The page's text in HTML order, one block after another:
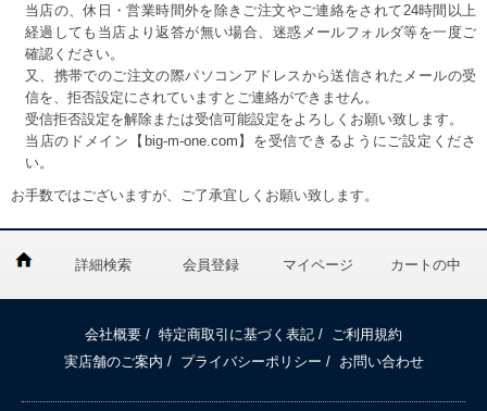
当店の、休日・営業時間外を除きご注文やご連絡をされて24時間以上
経過しても当店より返答が無い場合、迷惑メールフォルダ等を一度ご
確認ください。
又、携帯でのご注文の際パソコンアドレスから送信されたメールの受
信を、拒否設定にされていますとご連絡ができません。
受信拒否設定を解除または受信可能設定をよろしくお願い致します。
当店のドメイン【big-m-one.com】を受信できるようにご設定くださ
い。
お手数ではございますが、ご了承宜しくお願い致します。
詳細検索 会員登録 マイページ カートの中
会社概要 / 特定商取引に基づく表記 /
ご利用規約
実店舗のご案内 / プライバシーポリシー / お問い合わせ